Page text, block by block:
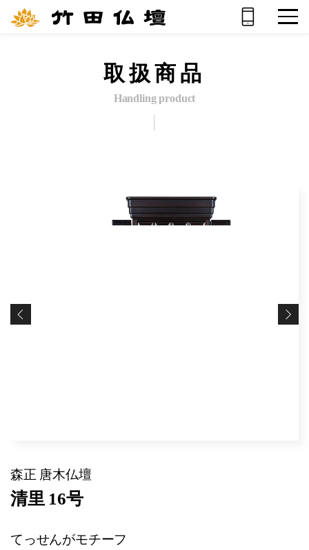
取扱商品
Handling product
森正 唐木仏壇
清里 16号
てっせんがモチーフ